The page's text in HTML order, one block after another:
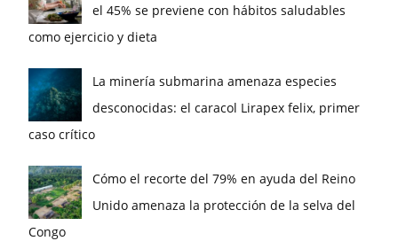
el 45% se previene con hábitos saludables
como ejercicio y dieta
La minería submarina amenaza especies
desconocidas: el caracol Lirapex felix, primer
caso crítico
Cómo el recorte del 79% en ayuda del Reino
Unido amenaza la protección de la selva del
Congo